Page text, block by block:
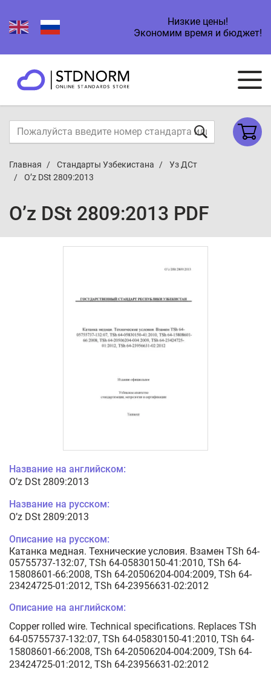
Низкие цены!
Экономим время и бюджет!
Главная Стандарты Узбекистана
Уз ДСт
O’z DSt 2809:2013
O’z DSt 2809:2013 PDF
Название на английском:
O’z DSt 2809:2013
Название на русском:
O’z DSt 2809:2013
Описание на русском:
Катанка медная. Технические условия. Взамен TSh 64-
05755737-132:07, TSh 64-05830150-41:2010, TSh 64-
15808601-66:2008, TSh 64-20506204-004:2009, TSh 64-
23424725-01:2012, TSh 64-23956631-02:2012
Описание на английском:
Copper rolled wire. Technical specifications. Replaces TSh
64-05755737-132:07, TSh 64-05830150-41:2010, TSh 64-
15808601-66:2008, TSh 64-20506204-004:2009, TSh 64-
23424725-01:2012, TSh 64-23956631-02:2012